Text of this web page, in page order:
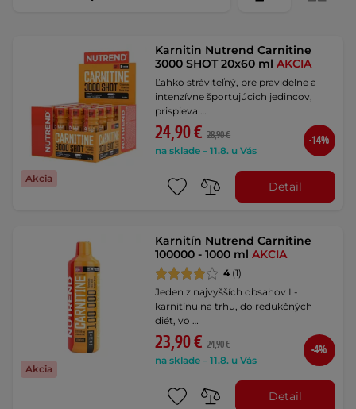
Akcia
Karnitin Nutrend Carnitine
3000 SHOT 20x60 mlAKCIA
Ľahko stráviteľný, pre pravidelne a
intenzívne športujúcich jedincov,
prispieva …
24,90 € 28,90 €
na sklade – 11.8. u Vás
-14%
Detail
Akcia
Karnitín Nutrend Carnitine
100000 - 1000 mlAKCIA
4 (1)
Jeden z najvyšších obsahov L-
karnitínu na trhu, do redukčných
diét, vo …
23,90 € 24,90 €
na sklade – 11.8. u Vás
-4%
Detail